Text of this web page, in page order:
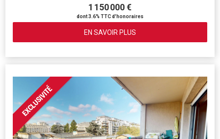
1 150 000 €
dont 3.6% TTC d'honoraires
EN SAVOIR PLUS